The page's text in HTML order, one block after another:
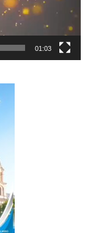
01:03